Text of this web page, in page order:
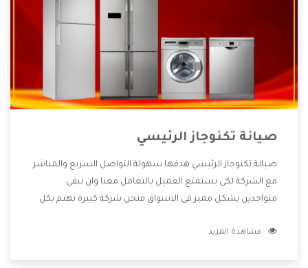
صيانة تكنوجاز الرئيسي
صيانة تكنوجاز الرئيسي هدفها سهولة التواصل السريع والمباشر
مع الشركة لكى يستمتع العميل بالتعامل معنا وان نبقى
متواجدين بشكل مميز فى الاسواق فنحن شركة كبيرة نهتم بكل
الشركة بها والتى تكون منها خدمة الصيانة التى تكون من أهم
مشاهدة المزيد